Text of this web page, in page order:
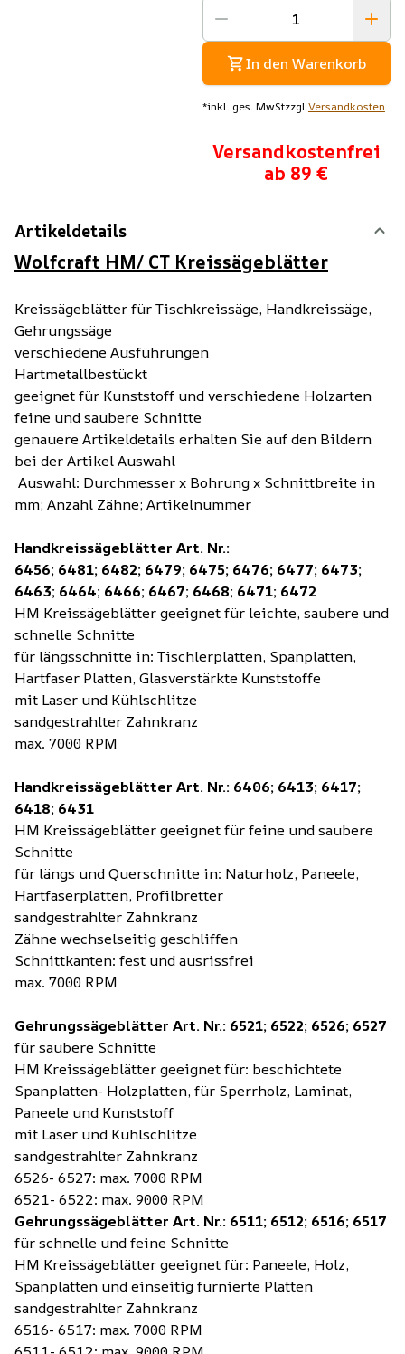
In den Warenkorb
*inkl. ges. MwStzzgl.Versandkosten
Versandkostenfrei
ab 89 €
Artikeldetails
Wolfcraft HM/ CT Kreissägeblätter
Kreissägeblätter für Tischkreissäge, Handkreissäge,
Gehrungssäge
verschiedene Ausführungen
Hartmetallbestückt
geeignet für Kunststoff und verschiedene Holzarten
feine und saubere Schnitte
genauere Artikeldetails erhalten Sie auf den Bildern
bei der Artikel Auswahl
Auswahl: Durchmesser x Bohrung x Schnittbreite in
mm; Anzahl Zähne; Artikelnummer
Handkreissägeblätter Art. Nr.:
6456; 6481; 6482; 6479; 6475; 6476; 6477; 6473;
6463; 6464; 6466; 6467; 6468; 6471; 6472
HM Kreissägeblätter geeignet für leichte, saubere und
schnelle Schnitte
für längsschnitte in: Tischlerplatten, Spanplatten,
Hartfaser Platten, Glasverstärkte Kunststoffe
mit Laser und Kühlschlitze
sandgestrahlter Zahnkranz
max. 7000 RPM
Handkreissägeblätter Art. Nr.: 6406; 6413; 6417;
6418; 6431
HM Kreissägeblätter geeignet für feine und saubere
Schnitte
für längs und Querschnitte in: Naturholz, Paneele,
Hartfaserplatten, Profilbretter
sandgestrahlter Zahnkranz
Zähne wechselseitig geschliffen
Schnittkanten: fest und ausrissfrei
max. 7000 RPM
Gehrungssägeblätter Art. Nr.: 6521; 6522; 6526; 6527
für saubere Schnitte
HM Kreissägeblätter geeignet für: beschichtete
Spanplatten- Holzplatten, für Sperrholz, Laminat,
Paneele und Kunststoff
mit Laser und Kühlschlitze
sandgestrahlter Zahnkranz
6526- 6527: max. 7000 RPM
6521- 6522: max. 9000 RPM
Gehrungssägeblätter Art. Nr.: 6511; 6512; 6516; 6517
für schnelle und feine Schnitte
HM Kreissägeblätter geeignet für: Paneele, Holz,
Spanplatten und einseitig furnierte Platten
sandgestrahlter Zahnkranz
6516- 6517: max. 7000 RPM